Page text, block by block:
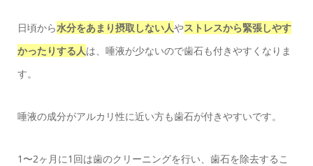
日頃から水分をあまり摂取しない人やストレスから緊張しやす
かったりする人は、唾液が少ないので歯石も付きやすくなりま
す。
唾液の成分がアルカリ性に近い方も歯石が付きやすいです。
1〜2ヶ月に1回は歯のクリーニングを行い、歯石を除去するこ